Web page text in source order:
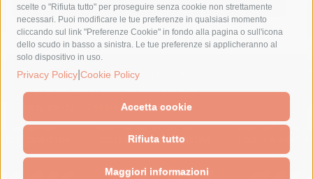
scelte o "Rifiuta tutto" per proseguire senza cookie non strettamente
necessari. Puoi modificare le tue preferenze in qualsiasi momento
cliccando sul link "Preferenze Cookie" in fondo alla pagina o sull'icona
dello scudo in basso a sinistra. Le tue preferenze si applicheranno al
solo dispositivo in uso.
Privacy Policy Cookie Policy
Accetta cookie
Rifiuta tutto
Maggiori informazioni
turismo
Vico Equense villa fiorentino vincenzo de luca
© 2015 SorrentoPress. All rights reserved.
Il giornale online della Penisola Sorrentina
Cookie Policy